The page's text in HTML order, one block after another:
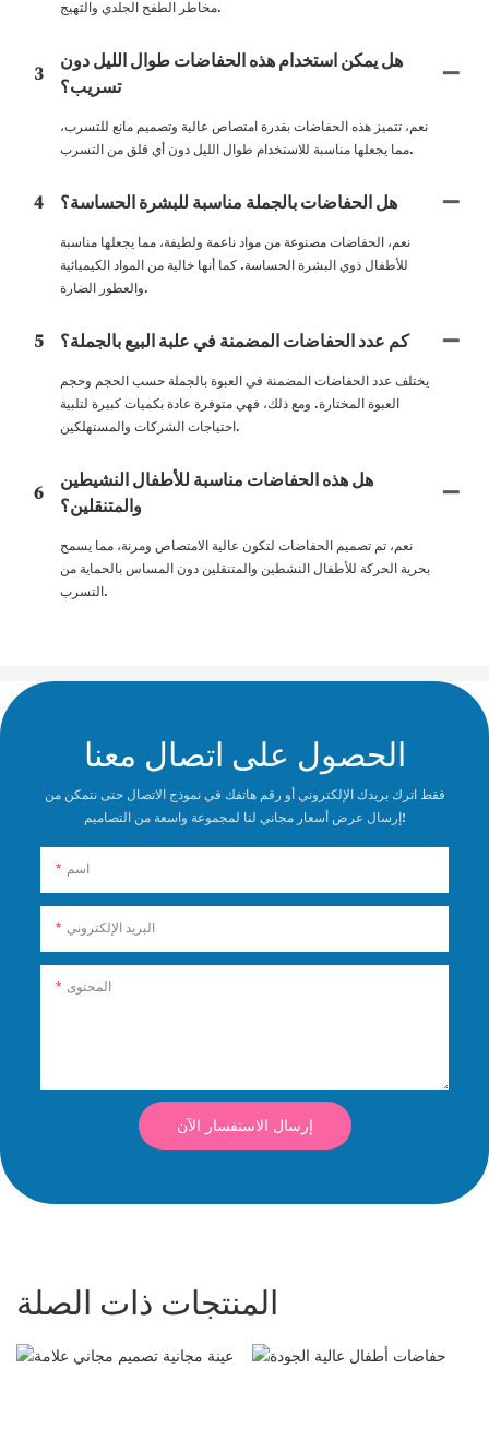
مخاطر الطفح الجلدي والتهيج.
3
هل يمكن استخدام هذه الحفاضات طوال الليل دون
تسريب؟
نعم، تتميز هذه الحفاضات بقدرة امتصاص عالية وتصميم مانع للتسرب،
مما يجعلها مناسبة للاستخدام طوال الليل دون أي قلق من التسرب.
4 هل الحفاضات بالجملة مناسبة للبشرة الحساسة؟
نعم، الحفاضات مصنوعة من مواد ناعمة ولطيفة، مما يجعلها مناسبة
للأطفال ذوي البشرة الحساسة. كما أنها خالية من المواد الكيميائية
والعطور الضارة.
5 كم عدد الحفاضات المضمنة في علبة البيع بالجملة؟
يختلف عدد الحفاضات المضمنة في العبوة بالجملة حسب الحجم وحجم
العبوة المختارة. ومع ذلك، فهي متوفرة عادة بكميات كبيرة لتلبية
احتياجات الشركات والمستهلكين.
6
هل هذه الحفاضات مناسبة للأطفال النشيطين
والمتنقلين؟
نعم، تم تصميم الحفاضات لتكون عالية الامتصاص ومرنة، مما يسمح
بحرية الحركة للأطفال النشطين والمتنقلين دون المساس بالحماية من
التسرب.
الحصول على اتصال معنا
فقط اترك بريدك الإلكتروني أو رقم هاتفك في نموذج الاتصال حتى نتمكن من
إرسال عرض أسعار مجاني لنا لمجموعة واسعة من التصاميم!
اسم
البريد الإلكتروني
المحتوى
إرسال الاستفسار الآن
المنتجات ذات الصلة